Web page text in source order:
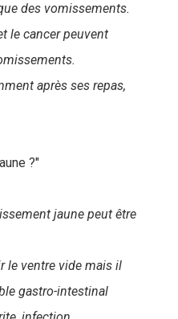
des vomissements.
le cancer peuvent
après ses repas,
?"
jaune peut être
le ventre vide mais il
gastro-intestinal